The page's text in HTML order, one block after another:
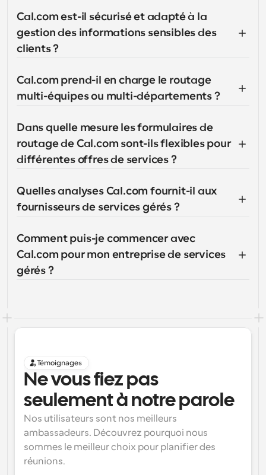
Cal.com est-il sécurisé et adapté à la
gestion des informations sensibles des
clients ?
Cal.com prend-il en charge le routage
multi-équipes ou multi-départements ?
Dans quelle mesure les formulaires de
routage de Cal.com sont-ils flexibles pour
différentes offres de services ?
Quelles analyses Cal.com fournit-il aux
fournisseurs de services gérés ?
Comment puis-je commencer avec
Cal.com pour mon entreprise de services
gérés ?
Témoignages
Ne vous fiez pas
seulement à notre parole
Nos utilisateurs sont nos meilleurs
ambassadeurs. Découvrez pourquoi nous
sommes le meilleur choix pour planifier des
réunions.